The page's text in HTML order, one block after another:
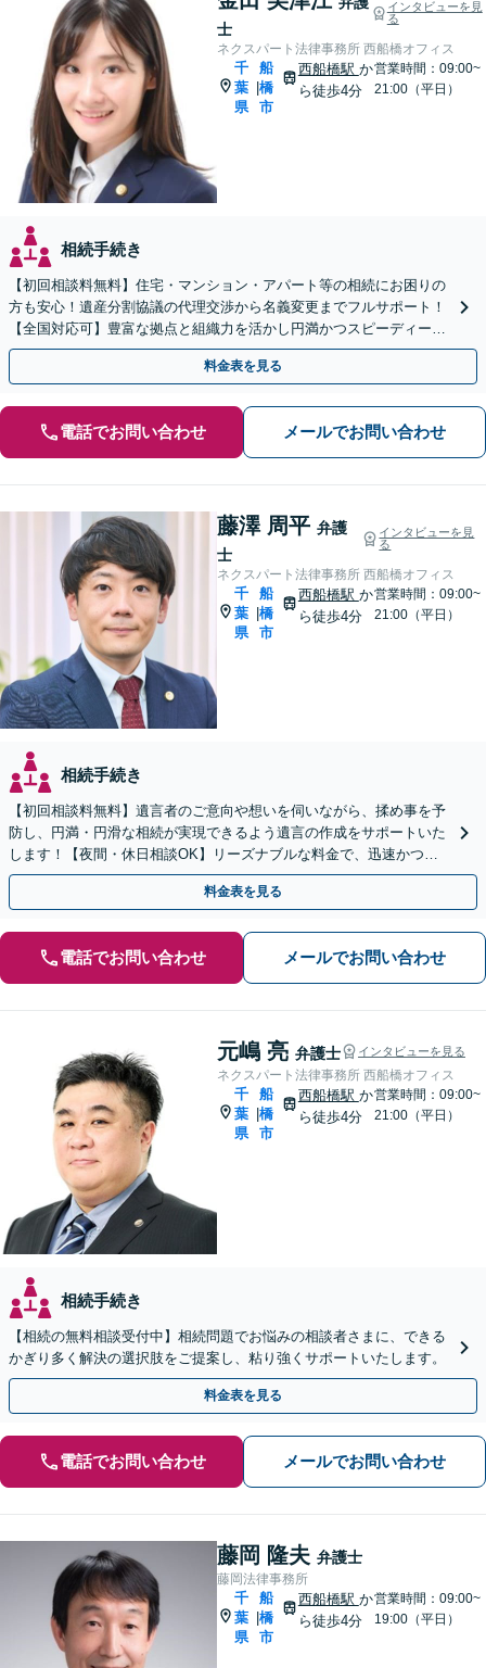
士
インタビューを見
る
ネクスパート法律事務所 西船橋オフィス
千
葉
県
船
橋
市
西船橋駅 か
ら徒歩4分
営業時間：09:00~
21:00（平日）
相続手続き
【初回相談料無料】住宅・マンション・アパート等の相続にお困りの
方も安心！遺産分割協議の代理交渉から名義変更までフルサポート！
【全国対応可】豊富な拠点と組織力を活かし円満かつスピーディーに
相続手続きをお手伝いします【取扱い実績2000件以上】
料金表を見る
電話でお問い合わせ メールでお問い合わせ
藤澤 周平 弁護
士
インタビューを見
る
ネクスパート法律事務所 西船橋オフィス
千
葉
県
船
橋
市
西船橋駅 か
ら徒歩4分
営業時間：09:00~
21:00（平日）
相続手続き
【初回相談料無料】遺言者のご意向や想いを伺いながら、揉め事を予
防し、円満・円滑な相続が実現できるよう遺言の作成をサポートいた
します！【夜間・休日相談OK】リーズナブルな料金で、迅速かつス
ピーディーにまごころを持って対応させて頂きます。
料金表を見る
電話でお問い合わせ メールでお問い合わせ
元嶋 亮 弁護士 インタビューを見る
ネクスパート法律事務所 西船橋オフィス
千
葉
県
船
橋
市
西船橋駅 か
ら徒歩4分
営業時間：09:00~
21:00（平日）
相続手続き
【相続の無料相談受付中】相続問題でお悩みの相談者さまに、できる
かぎり多く解決の選択肢をご提案し、粘り強くサポートいたします。
料金表を見る
電話でお問い合わせ メールでお問い合わせ
藤岡 隆夫 弁護士
藤岡法律事務所
千
葉
県
船
橋
市
西船橋駅 か
ら徒歩4分
営業時間：09:00~
19:00（平日）